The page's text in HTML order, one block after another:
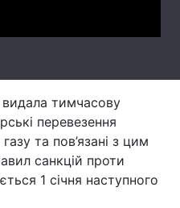
тимчасову
перевезення
та пов’язані з цим
санкцій проти
1 січня наступного